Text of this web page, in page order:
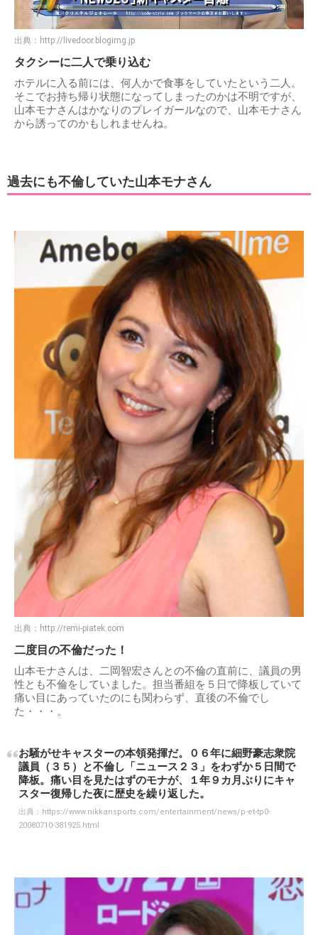
出典： http://livedoor.blogimg.jp
タクシーに二人で乗り込む
ホテルに入る前には、何人かで食事をしていたという二人。
そこでお持ち帰り状態になってしまったのかは不明ですが、
山本モナさんはかなりのプレイガールなので、山本モナさん
から誘ってのかもしれませんね。
過去にも不倫していた山本モナさん
出典： http://remi-piatek.com
二度目の不倫だった！
山本モナさんは、二岡智宏さんとの不倫の直前に、議員の男
性とも不倫をしていました。担当番組を５日で降板していて
痛い目にあっていたのにも関わらず、直後の不倫でし
た・・・。
お騒がせキャスターの本領発揮だ。０６年に細野豪志衆院
議員（３５）と不倫し「ニュース２３」をわずか５日間で
降板。痛い目を見たはずのモナが、１年９カ月ぶりにキャ
スター復帰した夜に歴史を繰り返した。
出典： https://www.nikkansports.com/entertainment/news/p-et-tp0-
20080710-381925.html